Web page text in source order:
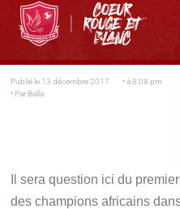
Publié le 13 décembre 2017 • à 8:08 pm
• Par Balla
Il sera question ici du
des champions africains